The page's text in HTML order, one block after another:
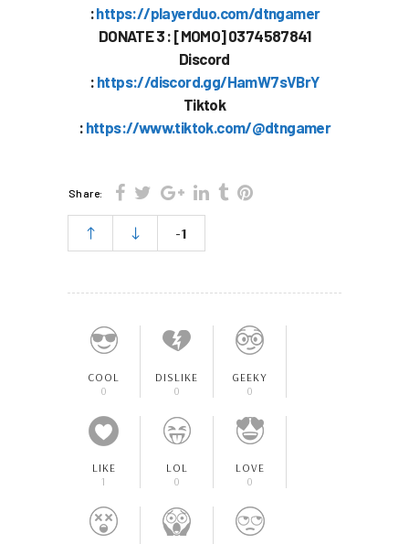
:https://playerduo.com/dtngamer
DONATE 3 : [MOMO] 0374587841
Discord
: https://discord.gg/HamW7sVBrY
Tiktok
: https://www.tiktok.com/@dtngamer
Share:
-1
COOL
0
DISLIKE
0
GEEKY
0
LIKE
1
LOL
0
LOVE
0